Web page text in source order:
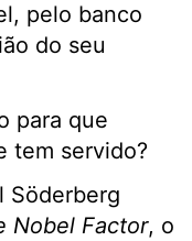
pelo banco
do seu
para que
tem servido?
Söderberg
Nobel Factor, o